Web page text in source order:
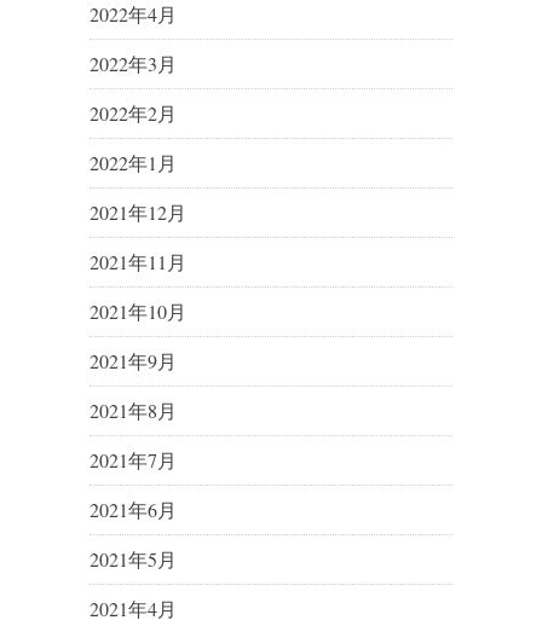
2022年4月
2022年3月
2022年2月
2022年1月
2021年12月
2021年11月
2021年10月
2021年9月
2021年8月
2021年7月
2021年6月
2021年5月
2021年4月